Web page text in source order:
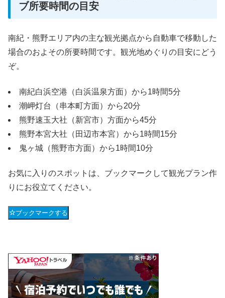
ブ所要時間の目安
南紀・熊野エリア内の主な観光拠点から自動車で移動した
場合のおよその所要時間です。観光地めぐりの目安にどう
ぞ。
南紀白浜空港（白浜温泉方面）から1時間5分
潮岬灯台（串本町方面）から20分
熊野速玉大社（新宮市）方面から45分
熊野本宮大社（田辺市本宮）から1時間15分
鬼ヶ城（熊野市方面）から1時間10分
お気に入りのスポットは、ブックマークして観光プラン作
りにお役立てください。
ブックマークする